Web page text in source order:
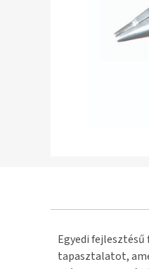
Egyedi
tapasztalatot,